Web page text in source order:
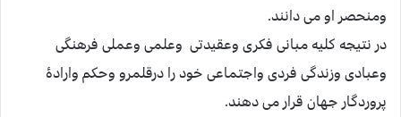
ومنحصر او می دانند.
در نتیجه کلیه مبانی فکری وعقیدتی وعلمی وعملی فرهنگی
وعبادی وزندگی فردی واجتماعی خود را درقلمرو وحکم وارادۀ
پروردگار جهان قرار می دهند.